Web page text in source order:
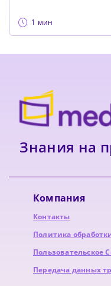
1 мин
Знания на
Компания
Контакты
Политика
Пользовательское
Передача данных